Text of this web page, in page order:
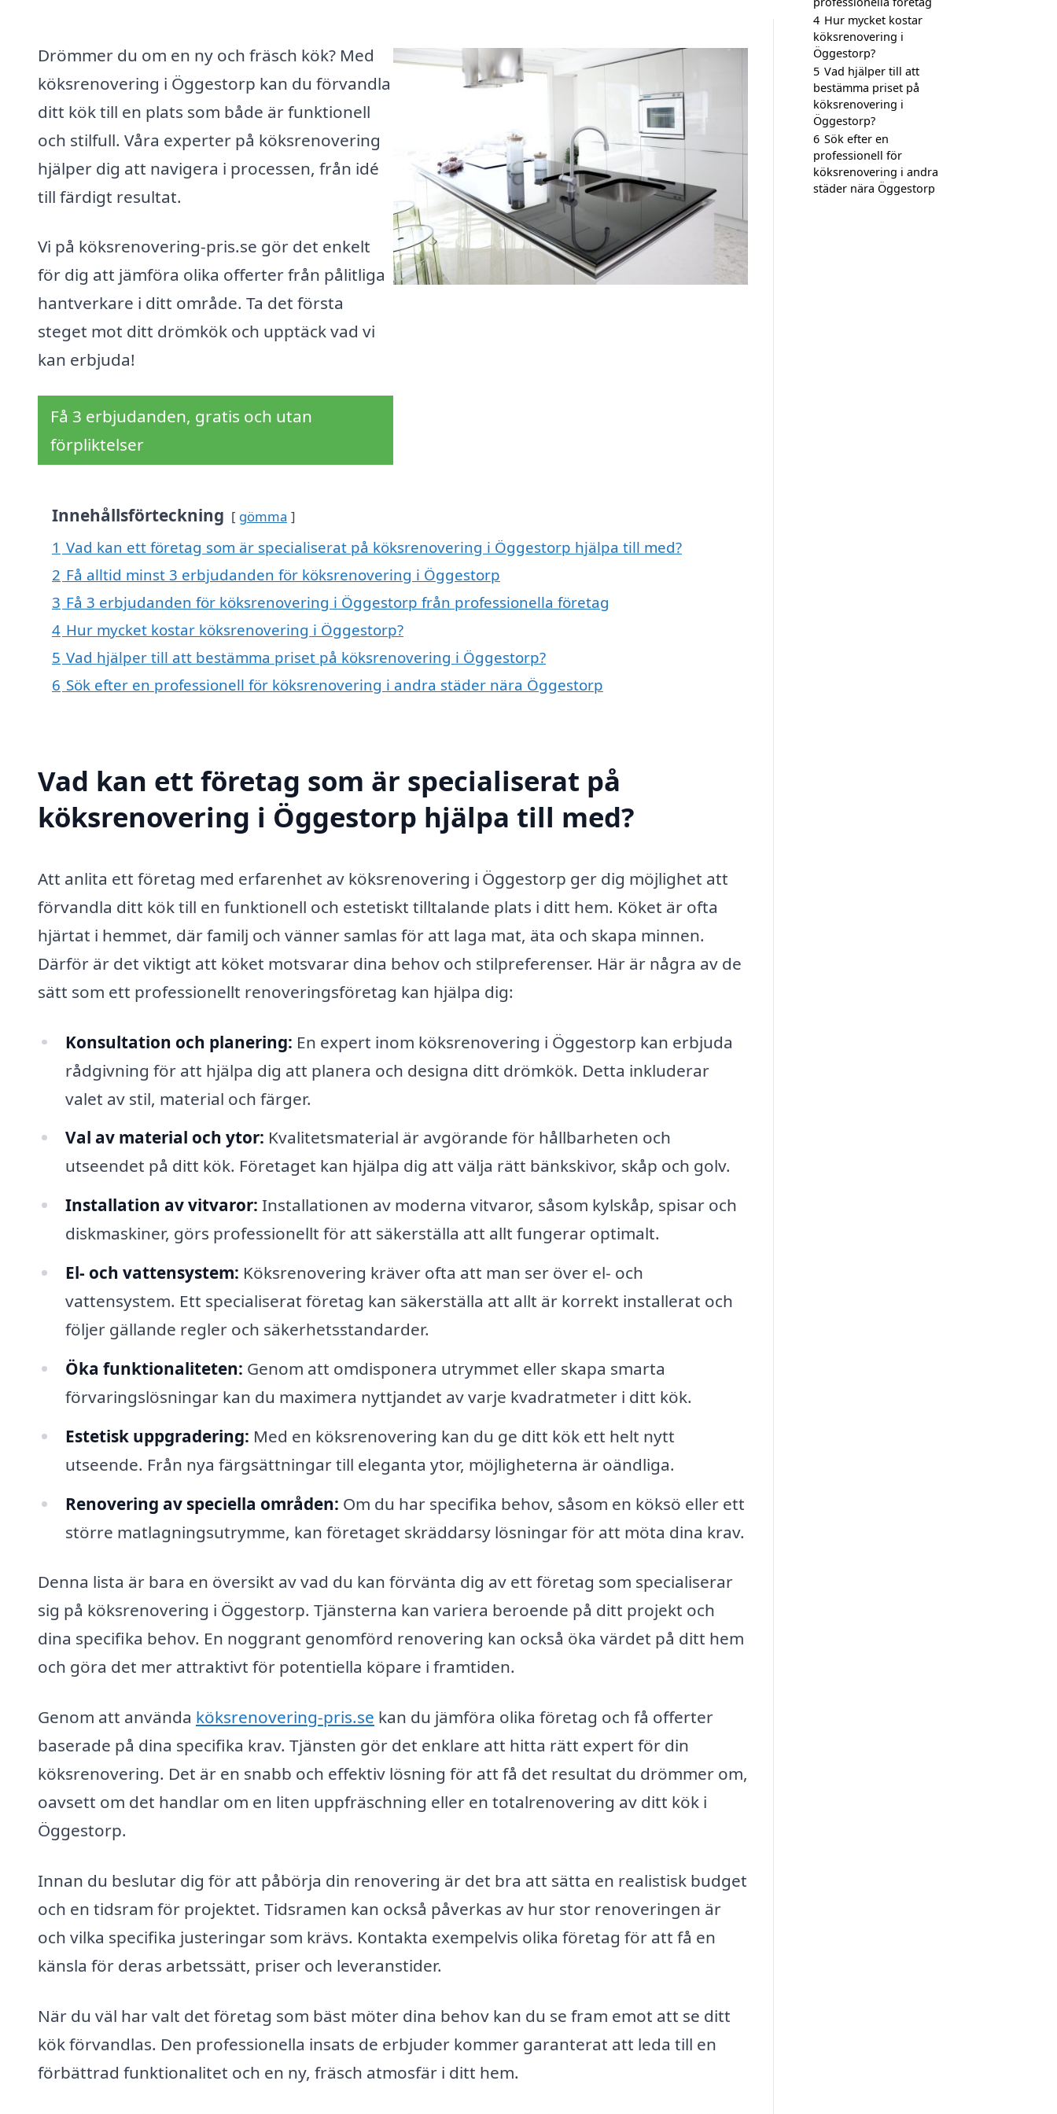
Drömmer du om en ny och fräsch kök? Med
köksrenovering i Öggestorp kan du förvandla
ditt kök till en plats som både är funktionell
och stilfull. Våra experter på köksrenovering
hjälper dig att navigera i processen, från idé
till färdigt resultat.
Vi på köksrenovering-pris.se gör det enkelt
för dig att jämföra olika offerter från pålitliga
hantverkare i ditt område. Ta det första
steget mot ditt drömkök och upptäck vad vi
kan erbjuda!
Få 3 erbjudanden, gratis och utan
förpliktelser
Innehållsförteckning gömma
1 Vad kan ett företag som är specialiserat på köksrenovering i Öggestorp hjälpa till med?
2 Få alltid minst 3 erbjudanden för köksrenovering i Öggestorp
3 Få 3 erbjudanden för köksrenovering i Öggestorp från professionella företag
4 Hur mycket kostar köksrenovering i Öggestorp?
5 Vad hjälper till att bestämma priset på köksrenovering i Öggestorp?
6 Sök efter en professionell för köksrenovering i andra städer nära Öggestorp
Vad kan ett företag som är specialiserat på
köksrenovering i Öggestorp hjälpa till med?
Att anlita ett företag med erfarenhet av köksrenovering i Öggestorp ger dig möjlighet att
förvandla ditt kök till en funktionell och estetiskt tilltalande plats i ditt hem. Köket är ofta
hjärtat i hemmet, där familj och vänner samlas för att laga mat, äta och skapa minnen.
Därför är det viktigt att köket motsvarar dina behov och stilpreferenser. Här är några av de
sätt som ett professionellt renoveringsföretag kan hjälpa dig:
Konsultation och planering: En expert inom köksrenovering i Öggestorp kan erbjuda
rådgivning för att hjälpa dig att planera och designa ditt drömkök. Detta inkluderar
valet av stil, material och färger.
Val av material och ytor: Kvalitetsmaterial är avgörande för hållbarheten och
utseendet på ditt kök. Företaget kan hjälpa dig att välja rätt bänkskivor, skåp och golv.
Installation av vitvaror: Installationen av moderna vitvaror, såsom kylskåp, spisar och
diskmaskiner, görs professionellt för att säkerställa att allt fungerar optimalt.
El- och vattensystem: Köksrenovering kräver ofta att man ser över el- och
vattensystem. Ett specialiserat företag kan säkerställa att allt är korrekt installerat och
följer gällande regler och säkerhetsstandarder.
Öka funktionaliteten: Genom att omdisponera utrymmet eller skapa smarta
förvaringslösningar kan du maximera nyttjandet av varje kvadratmeter i ditt kök.
Estetisk uppgradering: Med en köksrenovering kan du ge ditt kök ett helt nytt
utseende. Från nya färgsättningar till eleganta ytor, möjligheterna är oändliga.
Renovering av speciella områden: Om du har specifika behov, såsom en köksö eller ett
större matlagningsutrymme, kan företaget skräddarsy lösningar för att möta dina krav.
Denna lista är bara en översikt av vad du kan förvänta dig av ett företag som specialiserar
sig på köksrenovering i Öggestorp. Tjänsterna kan variera beroende på ditt projekt och
dina specifika behov. En noggrant genomförd renovering kan också öka värdet på ditt hem
och göra det mer attraktivt för potentiella köpare i framtiden.
Genom att använda köksrenovering-pris.se kan du jämföra olika företag och få offerter
baserade på dina specifika krav. Tjänsten gör det enklare att hitta rätt expert för din
köksrenovering. Det är en snabb och effektiv lösning för att få det resultat du drömmer om,
oavsett om det handlar om en liten uppfräschning eller en totalrenovering av ditt kök i
Öggestorp.
Innan du beslutar dig för att påbörja din renovering är det bra att sätta en realistisk budget
och en tidsram för projektet. Tidsramen kan också påverkas av hur stor renoveringen är
och vilka specifika justeringar som krävs. Kontakta exempelvis olika företag för att få en
känsla för deras arbetssätt, priser och leveranstider.
När du väl har valt det företag som bäst möter dina behov kan du se fram emot att se ditt
kök förvandlas. Den professionella insats de erbjuder kommer garanterat att leda till en
förbättrad funktionalitet och en ny, fräsch atmosfär i ditt hem.
4 Hur mycket kostar
köksrenovering i
Öggestorp?
5 Vad hjälper till att
bestämma priset på
köksrenovering i
Öggestorp?
6 Sök efter en
professionell för
köksrenovering i andra
städer nära Öggestorp